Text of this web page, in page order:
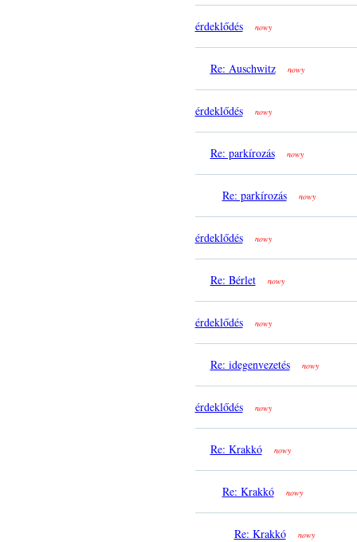
érdeklődés nowy
Re: Auschwitz nowy
érdeklődés nowy
Re: parkírozás nowy
Re: parkírozás nowy
érdeklődés nowy
Re: Bérlet nowy
érdeklődés nowy
Re: idegenvezetés nowy
érdeklődés nowy
Re: Krakkó nowy
Re: Krakkó nowy
Re: Krakkó nowy